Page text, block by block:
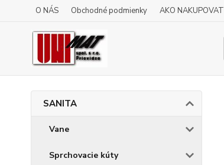
O NÁS Obchodné podmienky AKO NAKUPOVAT
SANITA
Vane
Sprchovacie kúty